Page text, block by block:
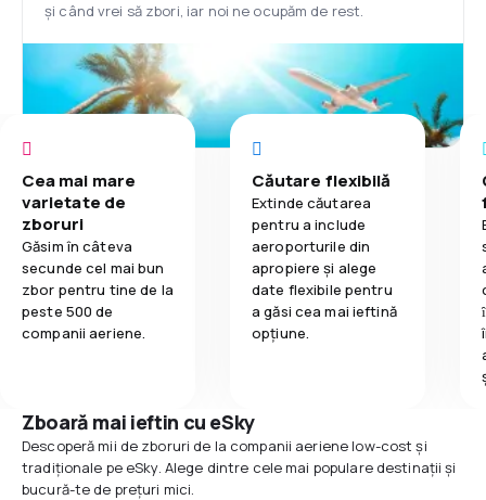
și când vrei să zbori, iar noi ne ocupăm de rest.
Cea mai mare
varietate de
zboruri
Găsim în câteva
secunde cel mai bun
zbor pentru tine de la
peste 500 de
companii aeriene.
Căutare flexibilă
Extinde căutarea
pentru a include
aeroporturile din
apropiere și alege
date flexibile pentru
a găsi cea mai ieftină
opțiune.
Zboară mai ieftin cu eSky
Descoperă mii de zboruri de la companii aeriene low-cost și
tradiționale pe eSky. Alege dintre cele mai populare destinații și
bucură-te de prețuri mici.